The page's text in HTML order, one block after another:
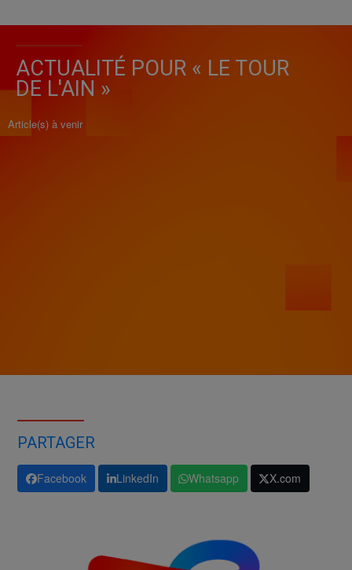
ACTUALITÉ POUR « LE TOUR
DE L'AIN »
Article(s) à venir
PARTAGER
Facebook LinkedIn Whatsapp X.com